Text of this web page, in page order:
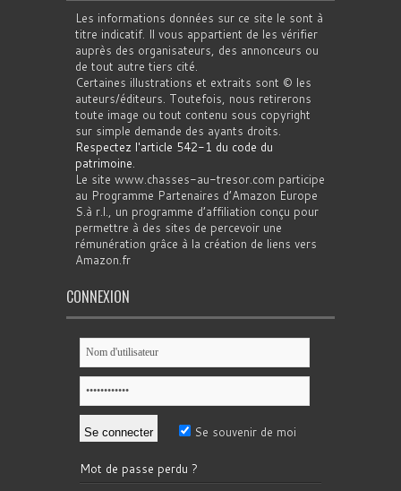
Les informations données sur ce site le sont à
titre indicatif. Il vous appartient de les vérifier
auprès des organisateurs, des annonceurs ou
de tout autre tiers cité.
Certaines illustrations et extraits sont © les
auteurs/éditeurs. Toutefois, nous retirerons
toute image ou tout contenu sous copyright
sur simple demande des ayants droits.
Respectez l'article 542-1 du code du
patrimoine.
Le site www.chasses-au-tresor.com participe
au Programme Partenaires d’Amazon Europe
S.à r.l., un programme d’affiliation conçu pour
permettre à des sites de percevoir une
rémunération grâce à la création de liens vers
Amazon.fr
CONNEXION
Se souvenir de moi
Mot de passe perdu ?